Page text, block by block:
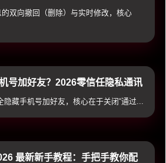
巧
双向撤回（删除）与实时修改，核心
号加好友？2026零信任隐私通讯
藏手机号加好友，核心在于关闭“通过...
最新新手教程：手把手教你配